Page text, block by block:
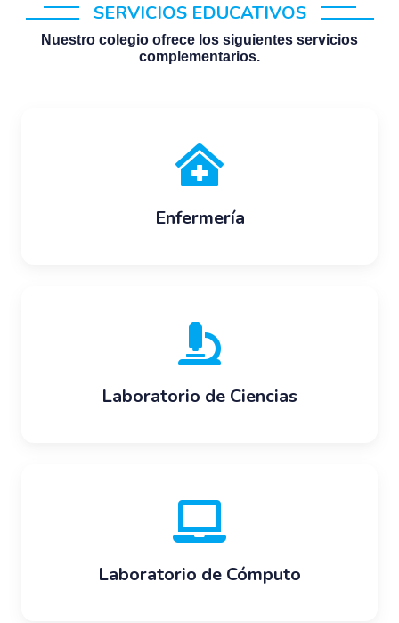
SERVICIOS EDUCATIVOS
Nuestro colegio ofrece los siguientes servicios
complementarios.
Enfermería
Laboratorio de Ciencias
Laboratorio de Cómputo